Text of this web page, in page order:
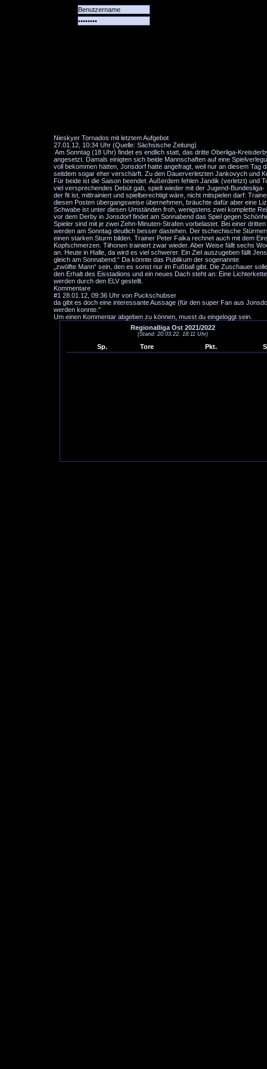
Nieskyer Tornados mit letztem Aufgebot
27.01.12, 10:34 Uhr (Quelle: Sächsische Zeitung)
Am Sonntag (18 Uhr) findet es endlich statt, das dritte Oberliga-
angesetzt. Damals einigten sich beide Mannschaften auf eine
voll bekommen hätten, Jonsdorf hatte angefragt, weil nur an diesem
seitdem sogar eher verschärft. Zu den Dauerverletzten Jankovych und
Für beide ist die Saison beendet. Außerdem fehlen Jandik (verletzt) und
viel versprechendes Debüt gab, spielt wieder mit der Jugend-
der fit ist, mittrainiert und spielberechtigt wäre, nicht mitspielen darf:
diesen Posten übergangsweise übernehmen, bräuchte dafür aber eine
Schwabe ist unter diesen Umständen froh, wenigstens zwei komplette
vor dem Derby in Jonsdorf findet am Sonnabend das Spiel gegen
Spieler sind mit je zwei Zehn-Minuten-Strafen vorbelastet. Bei einer
werden am Sonntag deutlich besser dastehen. Der tschechische
einen starken Sturm bilden. Trainer Peter Faika rechnet auch mit dem
Kopfschmerzen. Tiihonen trainiert zwar wieder. Aber Weise fällt sechs
an. Heute in Halle, da wird es viel schwerer. Ein Ziel auszugeben fällt
gleich am Sonnabend.“ Da könnte das Publikum der sogenannte
„zwölfte Mann“ sein, den es sonst nur im Fußball gibt. Die Zuschauer
den Erhalt des Eisstadions und ein neues Dach steht an: Eine
werden durch den ELV gestellt.
Kommentare
#1 28.01.12, 09:36 Uhr von Puckschubser
da gibt es doch eine interessante Aussage (für den super Fan aus
werden konnte."
Um einen Kommentar abgeben zu können, musst du eingeloggt sein.
Regionalliga Ost 2021/2022
(Stand: 20.03.22, 18:11 Uhr)
Sp. Tore Pkt.